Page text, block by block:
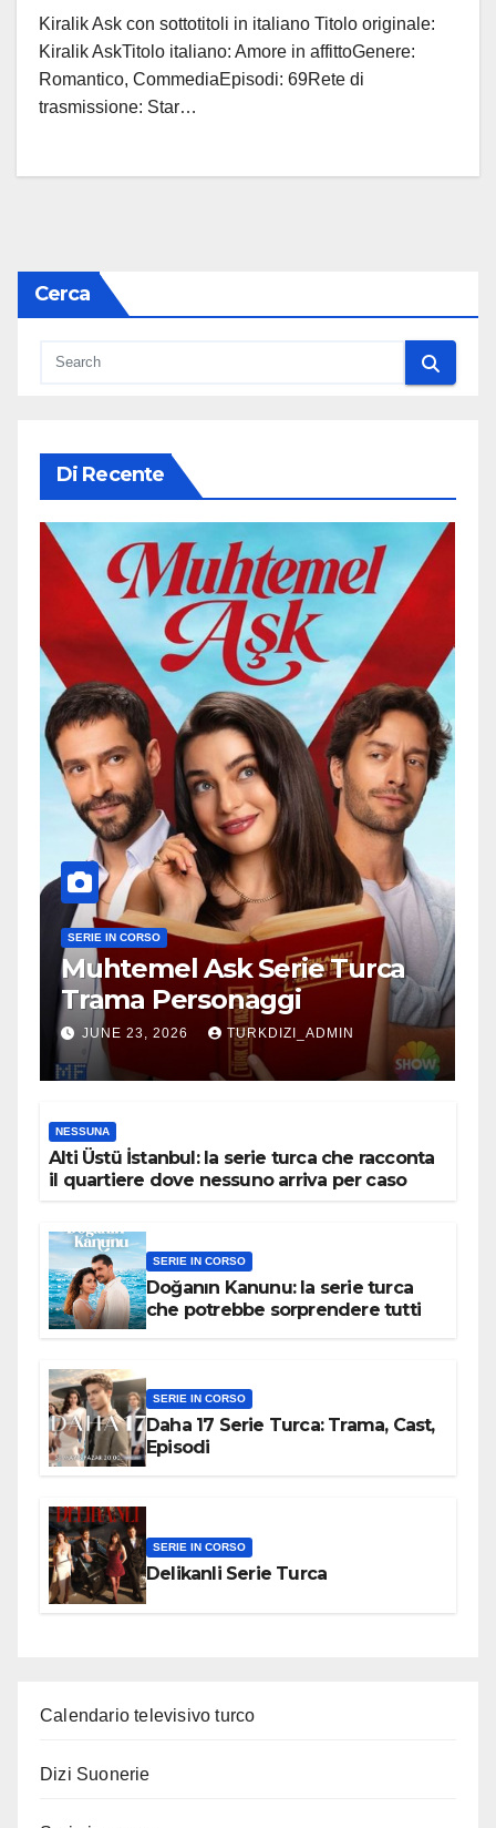
Kiralik Ask con sottotitoli in italiano Titolo originale:
Kiralik AskTitolo italiano: Amore in affittoGenere:
Romantico, CommediaEpisodi: 69Rete di
trasmissione: Star…
Cerca
Di Recente
SERIE IN CORSO
Muhtemel Ask Serie Turca
Trama Personaggi
JUNE 23, 2026 TURKDIZI_ADMIN
NESSUNA
Alti Üstü İstanbul: la serie turca che racconta
il quartiere dove nessuno arriva per caso
SERIE IN CORSO
Doğanın Kanunu: la serie turca
che potrebbe sorprendere tutti
SERIE IN CORSO
Daha 17 Serie Turca: Trama, Cast,
Episodi
SERIE IN CORSO
Delikanli Serie Turca
Calendario televisivo turco
Dizi Suonerie